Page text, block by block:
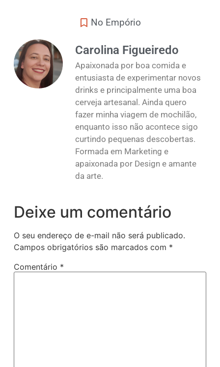
No Empório
Carolina Figueiredo
Apaixonada por boa comida e
entusiasta de experimentar novos
drinks e principalmente uma boa
cerveja artesanal. Ainda quero
fazer minha viagem de mochilão,
enquanto isso não acontece sigo
curtindo pequenas descobertas.
Formada em Marketing e
apaixonada por Design e amante
da arte.
Deixe um comentário
O seu endereço de e-mail não será publicado.
Campos obrigatórios são marcados com *
Comentário *